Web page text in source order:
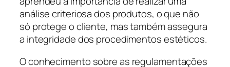
análise criteriosa dos produtos, o que não
só protege o cliente, mas também assegura
a integridade dos procedimentos estéticos.
O conhecimento sobre as regulamentações